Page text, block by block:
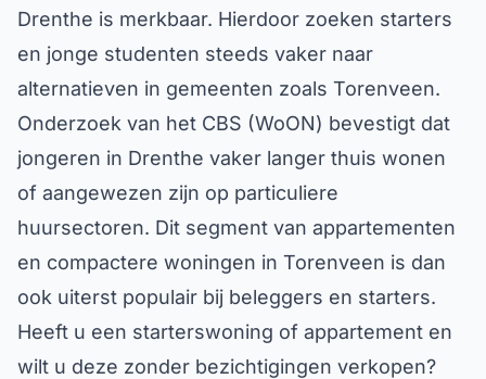
Drenthe is merkbaar. Hierdoor zoeken starters
en jonge studenten steeds vaker naar
alternatieven in gemeenten zoals Torenveen.
Onderzoek van het CBS (WoON) bevestigt dat
jongeren in Drenthe vaker langer thuis wonen
of aangewezen zijn op particuliere
huursectoren. Dit segment van appartementen
en compactere woningen in Torenveen is dan
ook uiterst populair bij beleggers en starters.
Heeft u een starterswoning of appartement en
wilt u deze zonder bezichtigingen verkopen?